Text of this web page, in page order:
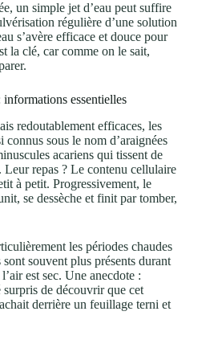
un simple jet d’eau peut suffire
régulière d’une solution
s’avère efficace et douce pour
la clé, car comme on le sait,
informations essentielles
redoutablement efficaces, les
connus sous le nom d’araignées
acariens qui tissent de
Leur repas ? Le contenu cellulaire
à petit. Progressivement, le
se dessèche et finit par tomber,
les périodes chaudes
souvent plus présents durant
est sec. Une anecdote :
de découvrir que cet
derrière un feuillage terni et